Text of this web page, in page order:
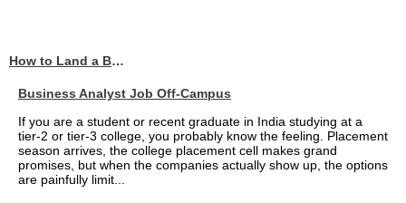
How to Land a Business Analyst Job Off-Campus When Your College Has Zero Tech Connections
Business Analyst Job Off-Campus
If you are a student or recent graduate in India studying at a
tier-2 or tier-3 college, you probably know the feeling. Placement
season arrives, the college placement cell makes grand
promises, but when the companies actually show up, the options
are painfully limit...